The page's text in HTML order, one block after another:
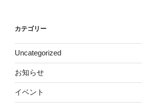
カテゴリー
Uncategorized
お知らせ
イベント